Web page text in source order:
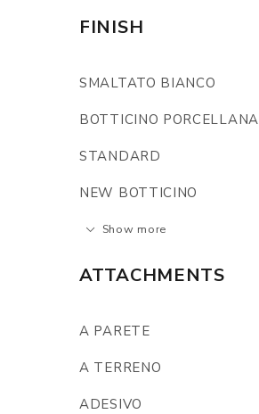
FINISH
SMALTATO BIANCO
BOTTICINO PORCELLANA
STANDARD
NEW BOTTICINO
Show more
ATTACHMENTS
A PARETE
A TERRENO
ADESIVO